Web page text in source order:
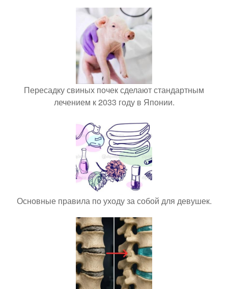
Пересадку свиных почек сделают стандартным
лечением к 2033 году в Японии.
Основные правила по уходу за собой для девушек.